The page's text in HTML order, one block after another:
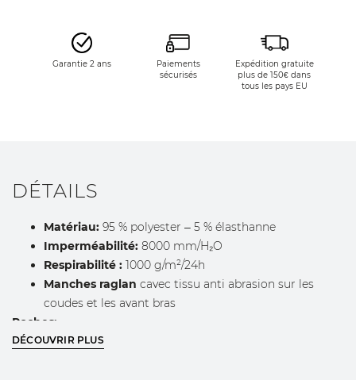
Garantie 2 ans
Paiements
sécurisés
Expédition gratuite
plus de 150€ dans
tous les pays EU
DÉTAILS
Matériau: 95 % polyester – 5 % élasthanne
Imperméabilité: 8000 mm/H₂O
Respirabilité : 1000 g/m²/24h
Manches raglan cavec tissu anti abrasion sur les
coudes et les avant bras
Poches:
Deux poches extérieures zippées
DÉCOUVRIR PLUS